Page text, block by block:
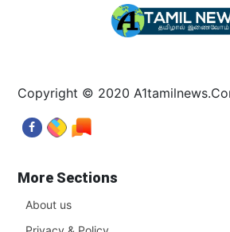
Copyright © 2020
More Sections
About us